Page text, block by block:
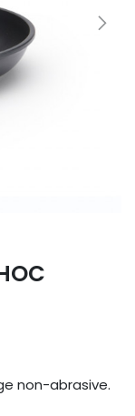
non-abrasive.